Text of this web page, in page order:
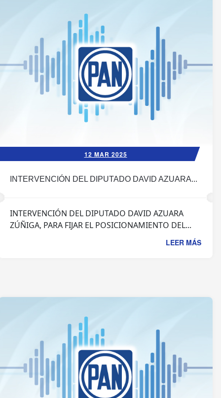
12 MAR 2025
INTERVENCIÓN DEL DIPUTADO DAVID AZUARA...
INTERVENCIÓN DEL DIPUTADO DAVID AZUARA
ZÚÑIGA, PARA FIJAR EL POSICIONAMIENTO DEL...
LEER MÁS